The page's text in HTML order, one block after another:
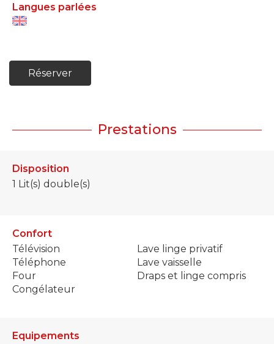
Langues parlées
Réserver
Prestations
Disposition
1 Lit(s) double(s)
Confort
Télévision
Téléphone
Four
Congélateur
Lave linge privatif
Lave vaisselle
Draps et linge compris
Equipements